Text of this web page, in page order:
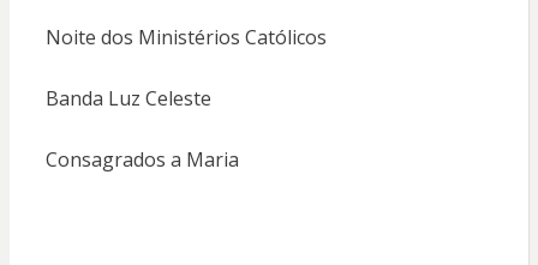
Noite dos Ministérios Católicos
Banda Luz Celeste
Consagrados a Maria